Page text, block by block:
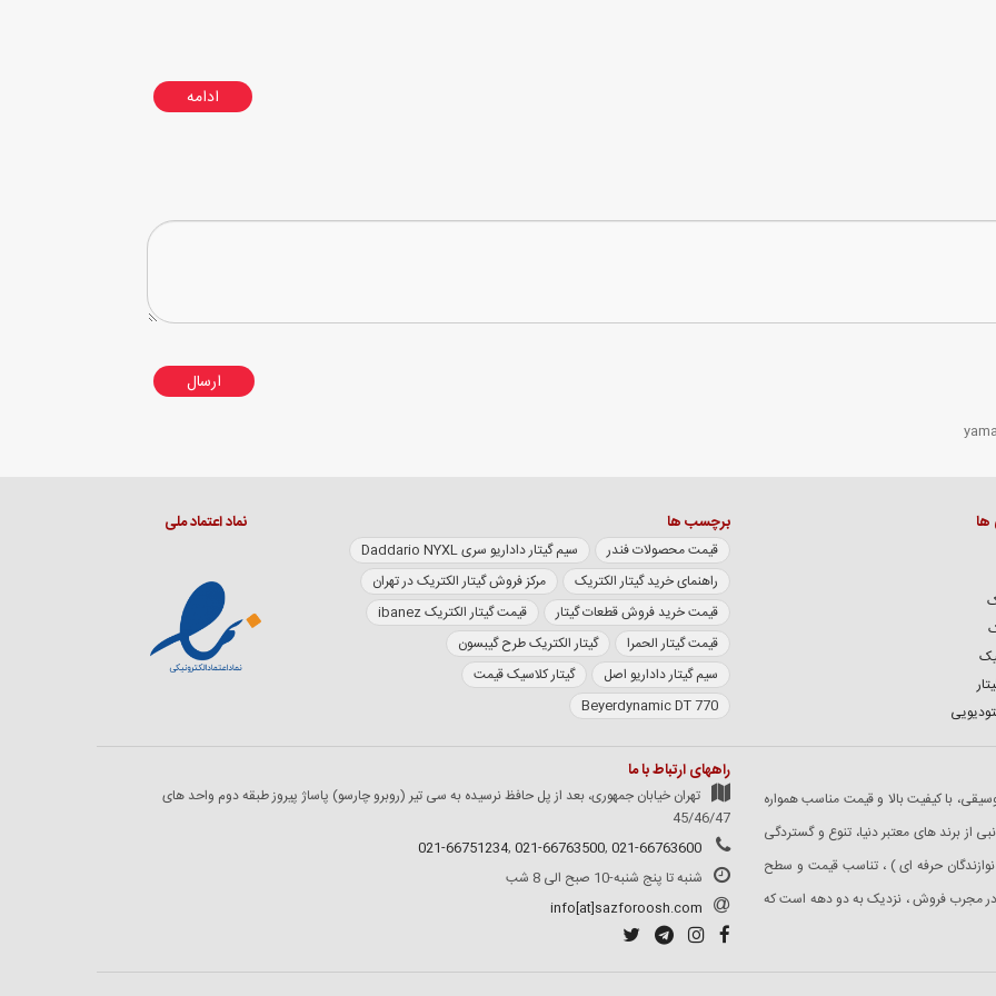
ادامه
ارسال
ها برچسب ها
قیمت محصولات فندر
سیم گیتار داداریو سری Daddario NYXL
راهنمای خرید گیتار الکتریک
مرکز فروش گیتار الکتریک در تهران
قیمت خرید فروش قطعات گیتار
قیمت گیتار الکتریک ibanez
قیمت گیتار الحمرا
گیتار الکتریک طرح گیبسون
سیم گیتار داداریو اصل
گیتار کلاسیک قیمت
Beyerdynamic DT 770
نماد اعتماد ملی
ساز و لوازم موسیقی، با کیفیت بالا و قیمت مناسب همواره
برند های معتبر دنیا، تنوع و گستردگی
حرفه ای ) ، تناسب قیمت و سطح
مجرب فروش ، نزدیک به دو دهه است که
راههای ارتباط با ما
تهران خیابان جمهوری، بعد از پل حافظ نرسیده به سی تیر (روبرو چارسو) پاساژ پیروز طبقه دوم واحد های
45/46/47
021-66763600
,
021-66763500
,
021-66751234
شنبه تا پنج شنبه-10 صبح الی 8 شب
info[at]sazforoosh.com